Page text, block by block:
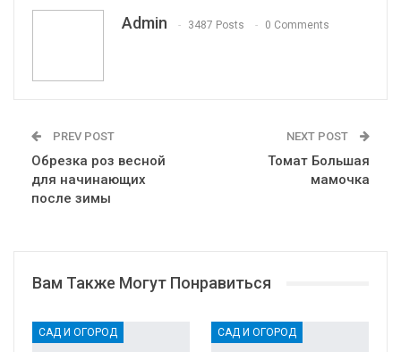
VK
Admin 3487 Posts 0 Comments
PREV POST
Обрезка роз весной
для начинающих
после зимы
NEXT POST
Томат Большая
мамочка
Вам Также Могут Понравиться
САД И ОГОРОД САД И ОГОРОД